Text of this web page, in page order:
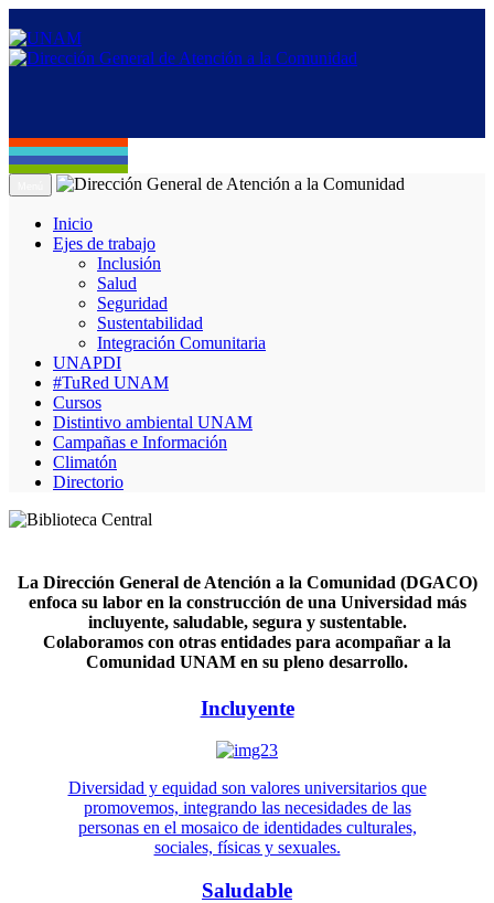
Inicio
Ejes de trabajo
Inclusión
Salud
Seguridad
Sustentabilidad
Integración Comunitaria
UNAPDI
#TuRed UNAM
Cursos
Distintivo ambiental UNAM
Campañas e Información
Climatón
Directorio
La Dirección General de Atención a la Comunidad (DGACO)
enfoca su labor en la construcción de una Universidad más
incluyente, saludable, segura y sustentable.
Colaboramos con otras entidades para acompañar a la
Comunidad UNAM en su pleno desarrollo.
Incluyente
Diversidad y equidad son valores universitarios que
promovemos, integrando las necesidades de las
personas en el mosaico de identidades culturales,
sociales, físicas y sexuales.
Saludable